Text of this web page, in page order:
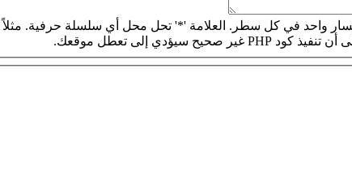
واحد في كل سطر. العلامة '*' تحل محل أي سلسلة حرفية. مثلاً